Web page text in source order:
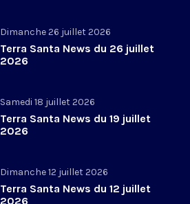
Dimanche 26 juillet 2026
Terra Santa News du 26 juillet
2026
Samedi 18 juillet 2026
Terra Santa News du 19 juillet
2026
Dimanche 12 juillet 2026
Terra Santa News du 12 juillet
2026